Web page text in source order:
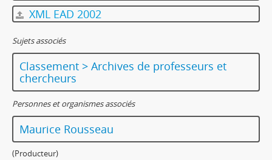
XML EAD 2002
Sujets associés
Classement > Archives de professeurs et
chercheurs
Personnes et organismes associés
Maurice Rousseau
(Producteur)